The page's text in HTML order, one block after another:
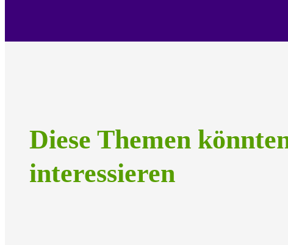
Diese Themen
interessieren